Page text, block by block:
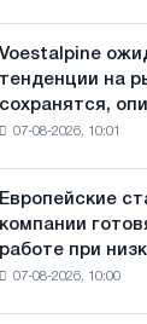
Voestalpine
тенденции на
сохранятся,
07-08-2026, 10:01
Европейские
компании
работе при
07-08-2026, 10:00